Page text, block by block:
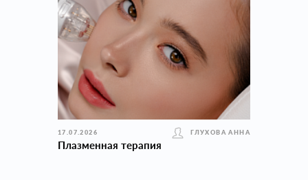
17.07.2026 ГЛУХОВА АННА
Плазменная терапия